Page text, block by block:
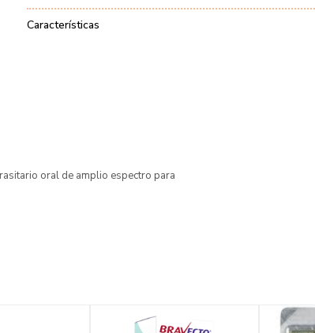
Características
oral de amplio espectro para